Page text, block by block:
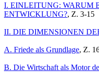
I. EINLEITUNG: WARUM
ENTWICKLUNG?, Z. 3-15
II. DIE DIMENSIONEN
A. Friede als Grundlage, Z.
B. Die Wirtschaft als Motor